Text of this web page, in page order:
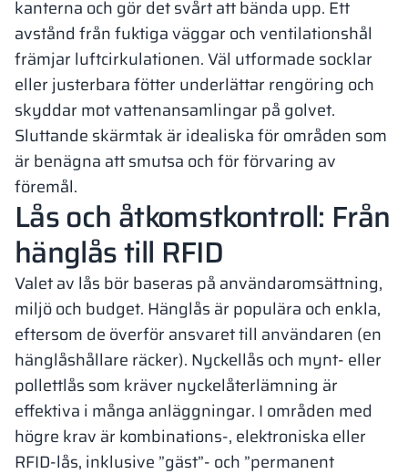
kanterna och gör det svårt att bända upp. Ett
avstånd från fuktiga väggar och ventilationshål
främjar luftcirkulationen. Väl utformade socklar
eller justerbara fötter underlättar rengöring och
skyddar mot vattenansamlingar på golvet.
Sluttande skärmtak är idealiska för områden som
är benägna att smutsa och för förvaring av
föremål.
Lås och åtkomstkontroll: Från
hänglås till RFID
Valet av lås bör baseras på användaromsättning,
miljö och budget. Hänglås är populära och enkla,
eftersom de överför ansvaret till användaren (en
hänglåshållare räcker). Nyckellås och mynt- eller
pollettlås som kräver nyckelåterlämning är
effektiva i många anläggningar. I områden med
högre krav är kombinations-, elektroniska eller
RFID-lås, inklusive ”gäst”- och ”permanent